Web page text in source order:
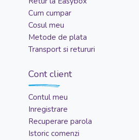
Cum cumpar
Cosul meu
Metode de plata
Transport si retururi
Cont client
Contul meu
Inregistrare
Recuperare parola
Istoric comenzi